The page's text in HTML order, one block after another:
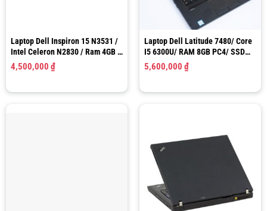
Laptop Dell Inspiron 15 N3531 /
Intel Celeron N2830 / Ram 4GB /
SSD 128GB/ HD Graphics / LCD
15.6″ HD
4,500,000 ₫
Laptop Dell Latitude 7480/ Core
I5 6300U/ RAM 8GB PC4/ SSD
256GB/ Intel HD Graphics 520/
LCD 14″ FHD (Like New)
5,600,000 ₫